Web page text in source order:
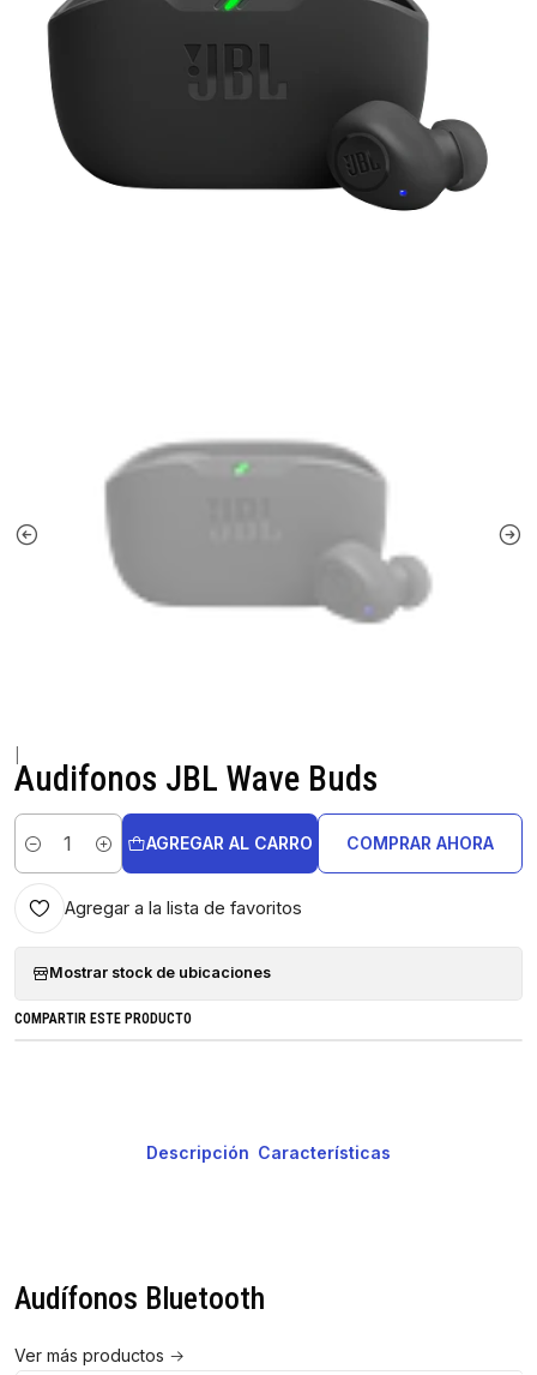
Audifonos JBL Wave Buds
Cantidad
AGREGAR AL CARRO COMPRAR AHORA
Agregar a la lista de favoritos
Mostrar stock de ubicaciones
COMPARTIR ESTE PRODUCTO
Descripción Características
Audífonos Bluetooth
Ver más productos